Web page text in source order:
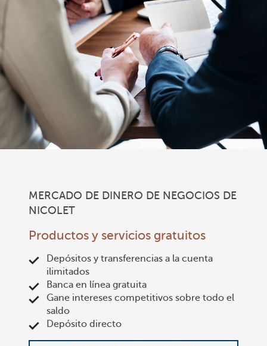
MERCADO DE DINERO DE NEGOCIOS DE
NICOLET
Productos y servicios gratuitos
Depósitos y transferencias a la cuenta
ilimitados
Banca en línea gratuita
Gane intereses competitivos sobre todo el
saldo
Depósito directo